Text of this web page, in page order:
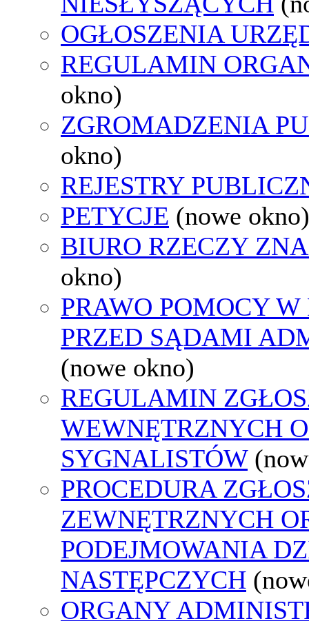
OGŁOSZENIA
REGULAMIN
okno)
ZGROMADZENIA
okno)
REJESTRY
PETYCJE (nowe okno)
BIURO RZECZY
okno)
PRAWO POMOCY
PRZED SĄDAMI
(nowe okno)
REGULAMIN
WEWNĘTRZNYCH
SYGNALISTÓW
PROCEDURA
ZEWNĘTRZNYCH
PODEJMOWANIA
NASTĘPCZYCH
ORGANY